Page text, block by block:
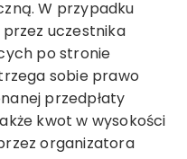
W przypadku
przez uczestnika
po stronie
sobie prawo
przedpłaty
kwot w wysokości
organizatora